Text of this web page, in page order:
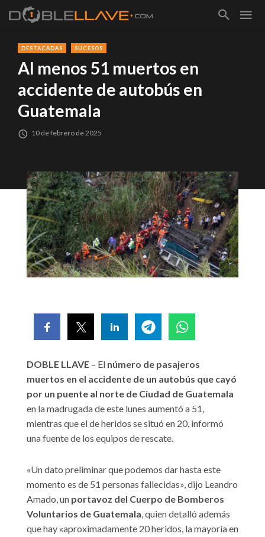
DESTACADAS SUCESOS
Al menos 51 muertos en
accidente de autobús en
Guatemala
10 de febrero de 2025
DOBLE LLAVE – El número de pasajeros
muertos en el accidente de un autobús que cayó
por un puente al norte de Ciudad de Guatemala
en la madrugada de este lunes aumentó a 51,
mientras que el de heridos se situó en 20, informó
una fuente de los equipos de rescate.
«Un dato preliminar que podemos dar hasta este
momento es de 51 personas fallecidas», dijo Leandro
Amado, un portavoz del Cuerpo de Bomberos
Voluntarios de Guatemala, quien detalló además
que hay «aproximadamente 20 heridos, la mayoría en